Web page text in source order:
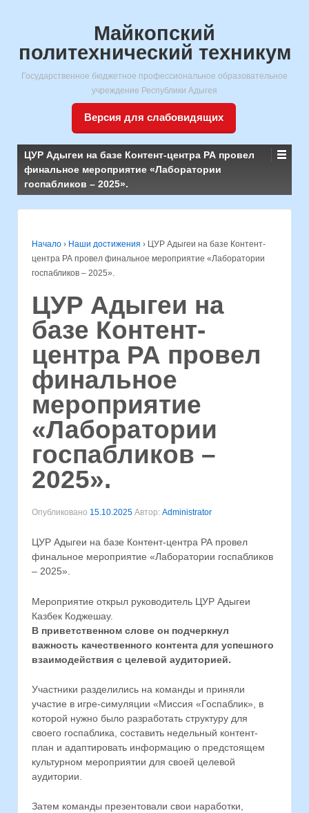
Майкопский
политехнический техникум
Государственное бюджетное профессиональное образовательное
учреждение Республики Адыгея
Версия для слабовидящих
ЦУР Адыгеи на базе Контент-центра РА провел
финальное мероприятие «Лаборатории
госпабликов – 2025».
Начало › Наши достижения › ЦУР Адыгеи на базе Контент-
центра РА провел финальное мероприятие «Лаборатории
госпабликов – 2025».
ЦУР Адыгеи на
базе Контент-
центра РА провел
финальное
мероприятие
«Лаборатории
госпабликов –
2025».
Опубликовано 15.10.2025 Автор: Administrator
ЦУР Адыгеи на базе Контент-центра РА провел
финальное мероприятие «Лаборатории госпабликов
– 2025».
Мероприятие открыл руководитель ЦУР Адыгеи
Казбек Коджешау.
В приветственном слове он подчеркнул
важность качественного контента для успешного
взаимодействия с целевой аудиторией.
Участники разделились на команды и приняли
участие в игре-симуляции «Миссия «Госпаблик», в
которой нужно было разработать структуру для
своего госпаблика, составить недельный контент-
план и адаптировать информацию о предстоящем
культурном мероприятии для своей целевой
аудитории.
Затем команды презентовали свои наработки,